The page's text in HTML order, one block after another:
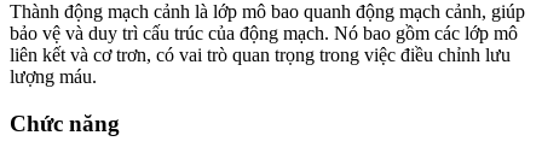
Thành động mạch cảnh là lớp mô bao quanh động mạch cảnh, giúp
bảo vệ và duy trì cấu trúc của động mạch. Nó bao gồm các lớp mô
liên kết và cơ trơn, có vai trò quan trọng trong việc điều chỉnh lưu
lượng máu.
Chức năng